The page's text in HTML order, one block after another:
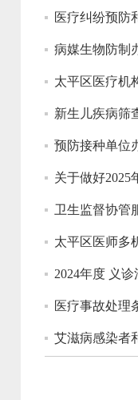
医疗纠纷预防
病媒生物防制
太平区医疗机
新生儿疾病筛
预防接种单位
关于做好2025
卫生监督协管
太平区医师多
2024年度 义
医疗事故处理
艾滋病感染者